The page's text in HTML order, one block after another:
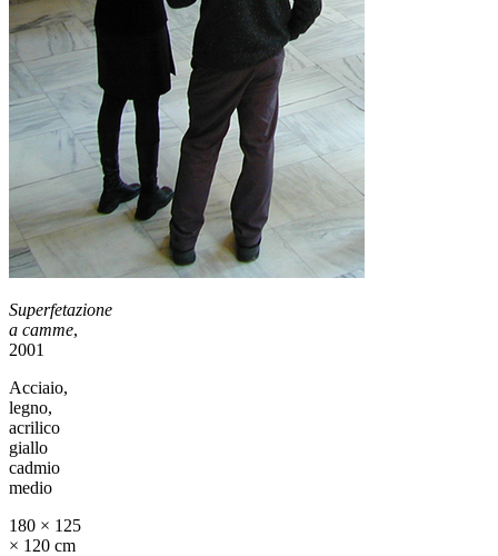
Superfetazione
a camme,
2001
Acciaio,
legno,
acrilico
giallo
cadmio
medio
180 × 125
× 120 cm